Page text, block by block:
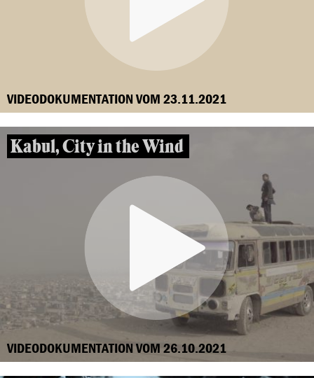
VIDEODOKUMENTATION VOM 23.11.2021
Kabul, City in the Wind
VIDEODOKUMENTATION VOM 26.10.2021